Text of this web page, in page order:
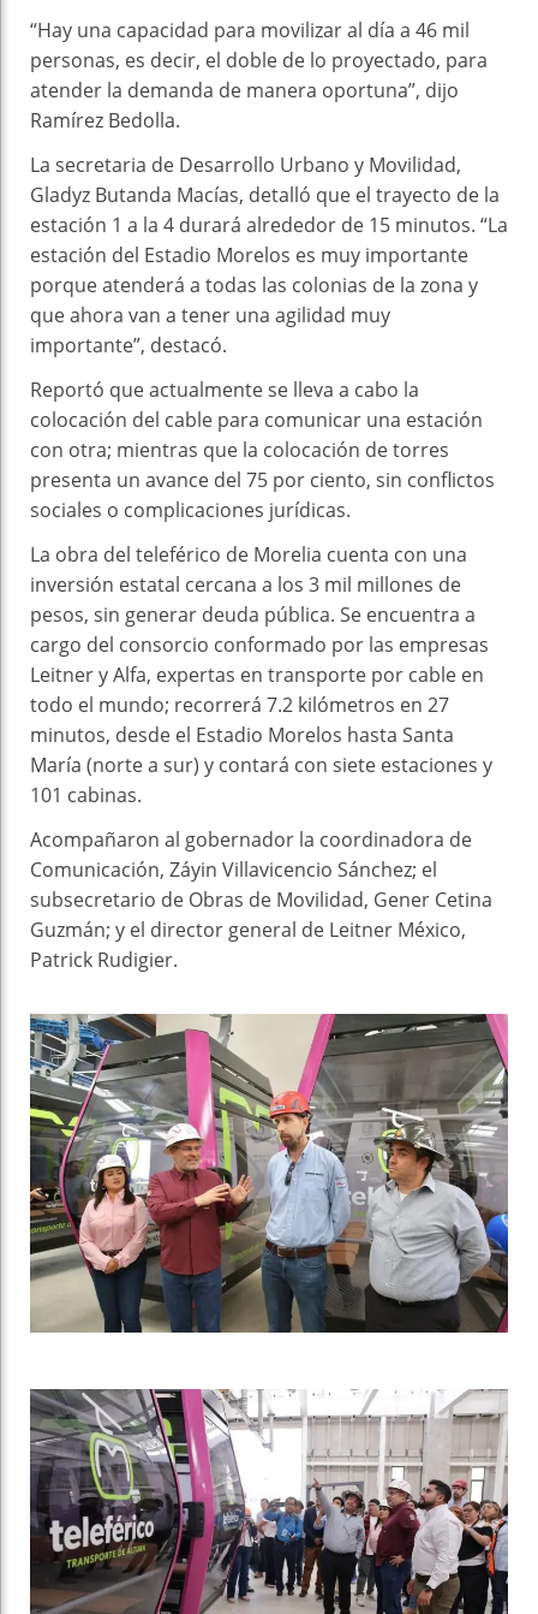
“Hay una capacidad para movilizar al día a 46 mil
personas, es decir, el doble de lo proyectado, para
atender la demanda de manera oportuna”, dijo
Ramírez Bedolla.
La secretaria de Desarrollo Urbano y Movilidad,
Gladyz Butanda Macías, detalló que el trayecto de la
estación 1 a la 4 durará alrededor de 15 minutos. “La
estación del Estadio Morelos es muy importante
porque atenderá a todas las colonias de la zona y
que ahora van a tener una agilidad muy
importante”, destacó.
Reportó que actualmente se lleva a cabo la
colocación del cable para comunicar una estación
con otra; mientras que la colocación de torres
presenta un avance del 75 por ciento, sin conflictos
sociales o complicaciones jurídicas.
La obra del teleférico de Morelia cuenta con una
inversión estatal cercana a los 3 mil millones de
pesos, sin generar deuda pública. Se encuentra a
cargo del consorcio conformado por las empresas
Leitner y Alfa, expertas en transporte por cable en
todo el mundo; recorrerá 7.2 kilómetros en 27
minutos, desde el Estadio Morelos hasta Santa
María (norte a sur) y contará con siete estaciones y
101 cabinas.
Acompañaron al gobernador la coordinadora de
Comunicación, Záyin Villavicencio Sánchez; el
subsecretario de Obras de Movilidad, Gener Cetina
Guzmán; y el director general de Leitner México,
Patrick Rudigier.